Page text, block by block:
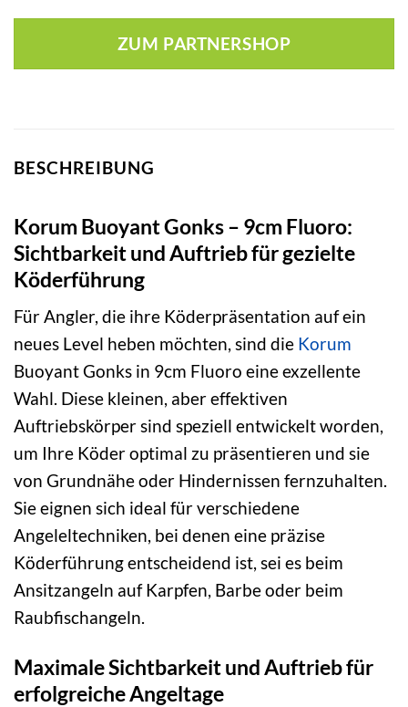
war:
9,99 €
ist:
8,23 €.
ZUM PARTNERSHOP
BESCHREIBUNG
Korum Buoyant Gonks – 9cm Fluoro:
Sichtbarkeit und Auftrieb für gezielte
Köderführung
Für Angler, die ihre Köderpräsentation auf ein
neues Level heben möchten, sind die Korum
Buoyant Gonks in 9cm Fluoro eine exzellente
Wahl. Diese kleinen, aber effektiven
Auftriebskörper sind speziell entwickelt worden,
um Ihre Köder optimal zu präsentieren und sie
von Grundnähe oder Hindernissen fernzuhalten.
Sie eignen sich ideal für verschiedene
Angeleltechniken, bei denen eine präzise
Köderführung entscheidend ist, sei es beim
Ansitzangeln auf Karpfen, Barbe oder beim
Raubfischangeln.
Maximale Sichtbarkeit und Auftrieb für
erfolgreiche Angeltage